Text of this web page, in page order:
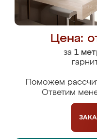
Цена:
за 1
Поможем
Ответим